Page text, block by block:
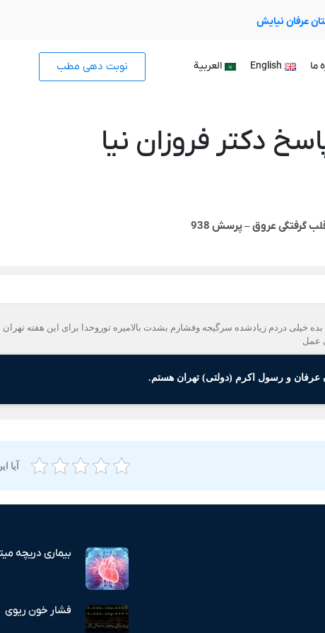
عرفان نیایش
ما English العربية نوبت دهی مطب
دکتر فروزان نیا
گرفتگی عروق – پرسش 938
خیلی دردم زیادشده سرگیجه وفشارم بشدت بالامیره توروخدا برای این هفته
عمل
آیا
بیماری دریچه
فشار خون ریوی